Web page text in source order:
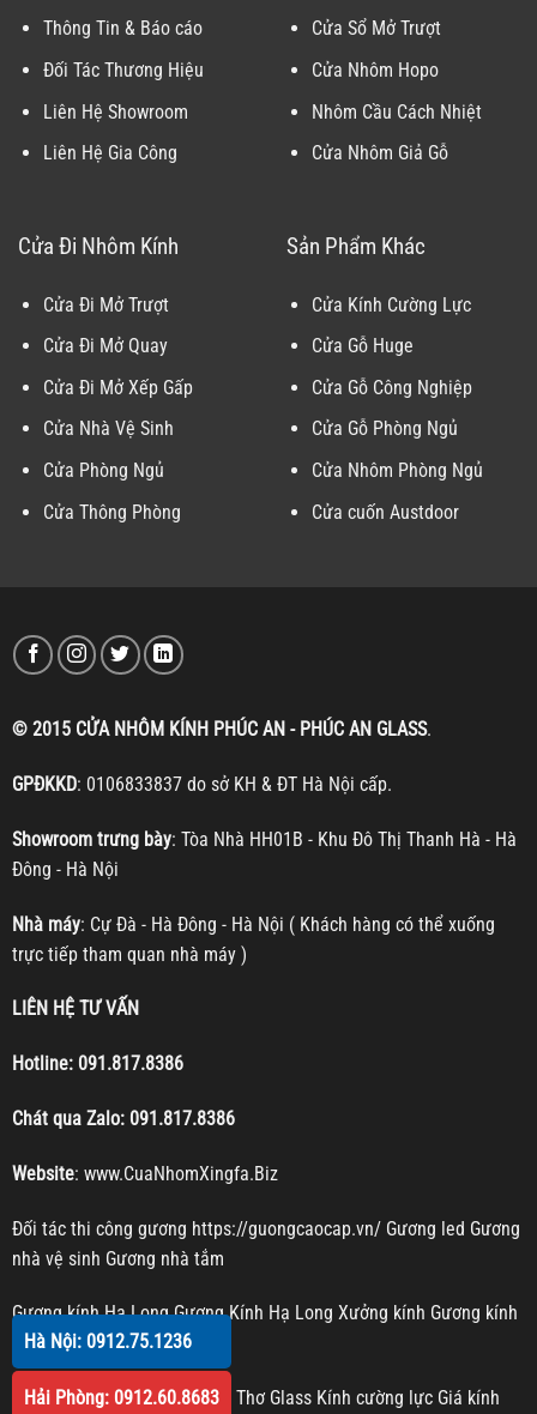
Thông Tin & Báo cáo
Đối Tác Thương Hiệu
Liên Hệ Showroom
Liên Hệ Gia Công
Cửa Sổ Mở Trượt
Cửa Nhôm Hopo
Nhôm Cầu Cách Nhiệt
Cửa Nhôm Giả Gỗ
Cửa Đi Nhôm Kính
Cửa Đi Mở Trượt
Cửa Đi Mở Quay
Cửa Đi Mở Xếp Gấp
Cửa Nhà Vệ Sinh
Cửa Phòng Ngủ
Cửa Thông Phòng
Sản Phẩm Khác
Cửa Kính Cường Lực
Cửa Gỗ Huge
Cửa Gỗ Công Nghiệp
Cửa Gỗ Phòng Ngủ
Cửa Nhôm Phòng Ngủ
Cửa cuốn Austdoor
© 2015 CỬA NHÔM KÍNH PHÚC AN - PHÚC AN GLASS.
GPĐKKD: 0106833837 do sở KH & ĐT Hà Nội cấp.
Showroom trưng bày: Tòa Nhà HH01B - Khu Đô Thị Thanh Hà - Hà
Đông - Hà Nội
Nhà máy: Cự Đà - Hà Đông - Hà Nội ( Khách hàng có thể xuống
trực tiếp tham quan nhà máy )
LIÊN HỆ TƯ VẤN
Hotline: 091.817.8386
Chát qua Zalo: 091.817.8386
Website: www.CuaNhomXingfa.Biz
Đối tác thi công gương https://guongcaocap.vn/ Gương led Gương
nhà vệ sinh Gương nhà tắm
Gương kính Hạ LongGương Kính Hạ Long Xưởng kính Gương kính
Gương trang trí
Kính cường lực Cần ThơCần Thơ GlassKính cường lực Giá kính
Hà Nội: 0912.75.1236
Hải Phòng: 0912.60.8683